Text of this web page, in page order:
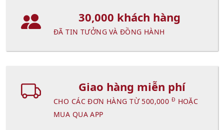
30,000 khách hàng
ĐÃ TIN TƯỞNG VÀ ĐỒNG HÀNH
Giao hàng miễn phí
CHO CÁC ĐƠN HÀNG TỪ 500,000 Đ HOẶC
MUA QUA APP